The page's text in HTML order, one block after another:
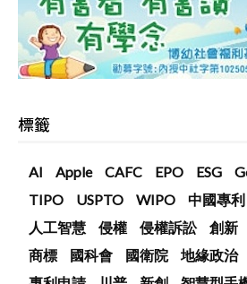
標籤
AI Apple CAFC EPO ESG
TIPO
USPTO WIPO 中國專利
人工智慧
侵權 侵權訴訟 創新
商標
國科會 國衛院 地緣政治